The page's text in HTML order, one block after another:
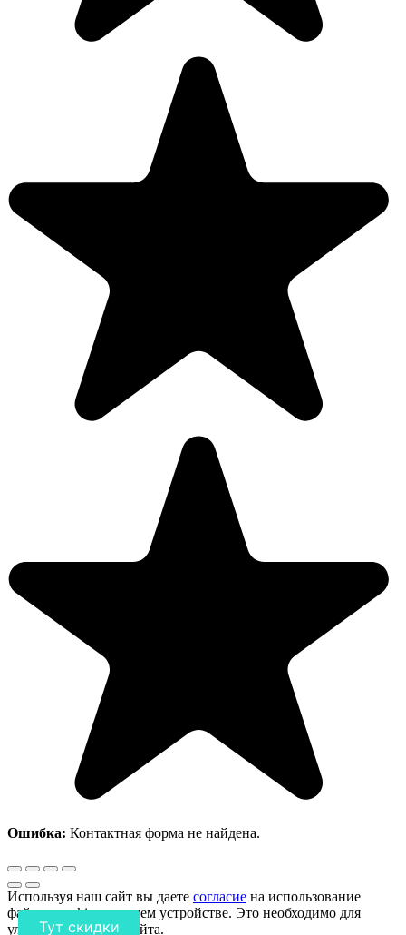
Тут скидки
Ошибка: Контактная форма не найдена.
Используя наш сайт вы даете согласие на использование
файлов cookie на вашем устройстве. Это необходимо для
улучшения работы сайта.